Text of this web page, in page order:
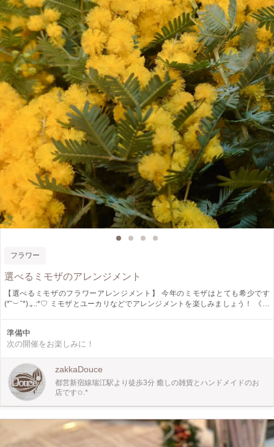
https://reserva,be/douce #ドライフラワー #ユーカリポポラス #ユーカリリース #
ユーカリミルフィーユリース #リーフリース #ワークショップ
フラワー
選べるミモザのアレンジメント
【選べるミモザのフラワーアレンジメント】 今年のミモザはとても希少です
(*˘︶˘*).｡.:*♡ ミモザとユーカリなどでアレンジメントを楽しみましょう！ 《内
準備中
次の開催をお楽しみに！
zakkaDouce
都営新宿線瑞江駅より徒歩3分 癒しの雑貨とハンドメイドのお
店です✩.*